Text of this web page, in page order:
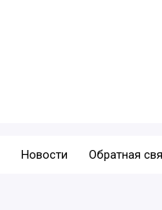
Новости Обратная